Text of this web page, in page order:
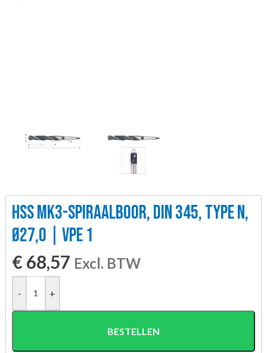
HSS MK3-SPIRAALBOOR, DIN 345, TYPE N,
Ø27,0 | VPE 1
€ 68,57 Excl. BTW
- +
BESTELLEN